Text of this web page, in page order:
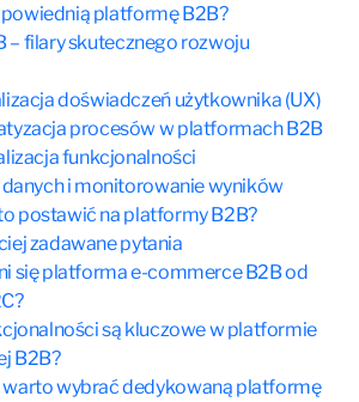
platformę B2B?
– filary skutecznego rozwoju
doświadczeń użytkownika (UX)
procesów w platformach B2B
funkcjonalności
danych i monitorowanie wyników
postawić na platformy B2B?
zadawane pytania
się platforma e-commerce B2B od
są kluczowe w platformie
B2B?
warto wybrać dedykowaną platformę